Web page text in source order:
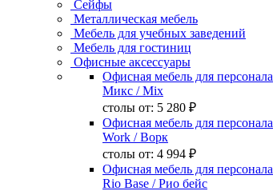
Сейфы
Металлическая мебель
Мебель для учебных заведений
Мебель для гостиниц
Офисные аксессуары
Офисная мебель для персонала
Микс / Mix
столы от: 5 280 ₽
Офисная мебель для персонала
Work / Ворк
столы от: 4 994 ₽
Офисная мебель для персонала
Rio Base / Рио бейс